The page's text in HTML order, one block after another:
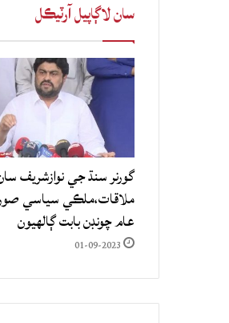
سان لاڳاپيل آرٽيڪل
گورنر سنڌ جي نوازشريف
ملاقات،ملڪي سياسي
عام چونڊن بابت ڳالهيون
01-09-2023